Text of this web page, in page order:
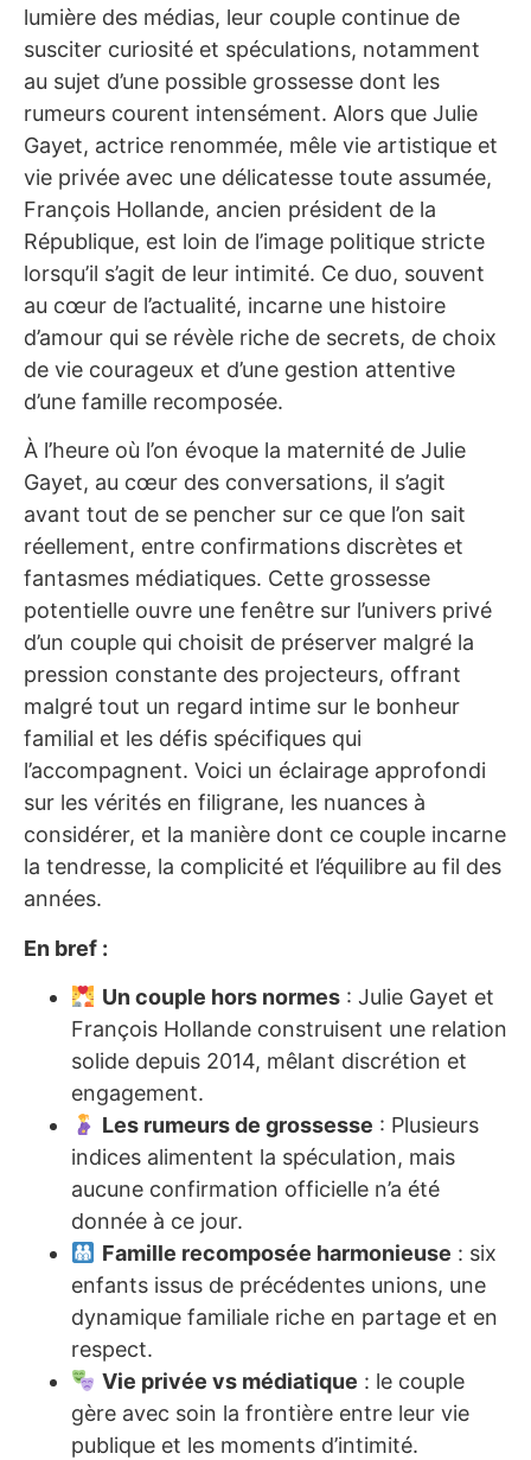
lumière des médias, leur couple continue de
susciter curiosité et spéculations, notamment
au sujet d’une possible grossesse dont les
rumeurs courent intensément. Alors que Julie
Gayet, actrice renommée, mêle vie artistique et
vie privée avec une délicatesse toute assumée,
François Hollande, ancien président de la
République, est loin de l’image politique stricte
lorsqu’il s’agit de leur intimité. Ce duo, souvent
au cœur de l’actualité, incarne une histoire
d’amour qui se révèle riche de secrets, de choix
de vie courageux et d’une gestion attentive
d’une famille recomposée.
À l’heure où l’on évoque la maternité de Julie
Gayet, au cœur des conversations, il s’agit
avant tout de se pencher sur ce que l’on sait
réellement, entre confirmations discrètes et
fantasmes médiatiques. Cette grossesse
potentielle ouvre une fenêtre sur l’univers privé
d’un couple qui choisit de préserver malgré la
pression constante des projecteurs, offrant
malgré tout un regard intime sur le bonheur
familial et les défis spécifiques qui
l’accompagnent. Voici un éclairage approfondi
sur les vérités en filigrane, les nuances à
considérer, et la manière dont ce couple incarne
la tendresse, la complicité et l’équilibre au fil des
années.
En bref :
Un couple hors normes: Julie Gayet et
François Hollande construisent une relation
solide depuis 2014, mêlant discrétion et
engagement.
Les rumeurs de grossesse : Plusieurs
indices alimentent la spéculation, mais
aucune confirmation officielle n’a été
donnée à ce jour.
Famille recomposée harmonieuse : six
enfants issus de précédentes unions, une
dynamique familiale riche en partage et en
respect.
Vie privée vs médiatique : le couple
gère avec soin la frontière entre leur vie
publique et les moments d’intimité.